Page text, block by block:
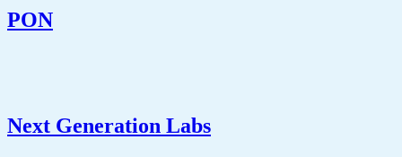
PON
Next Generation Labs